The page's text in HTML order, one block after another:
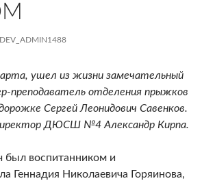
DEV_ADMIN1488
ушел из жизни замечательный
преподаватель отделения прыжков
Сергей Леонидович Савенков.
ДЮСШ №4 Александр Кирпа.
был воспитанником и
Геннадия Николаевича Горяинова,